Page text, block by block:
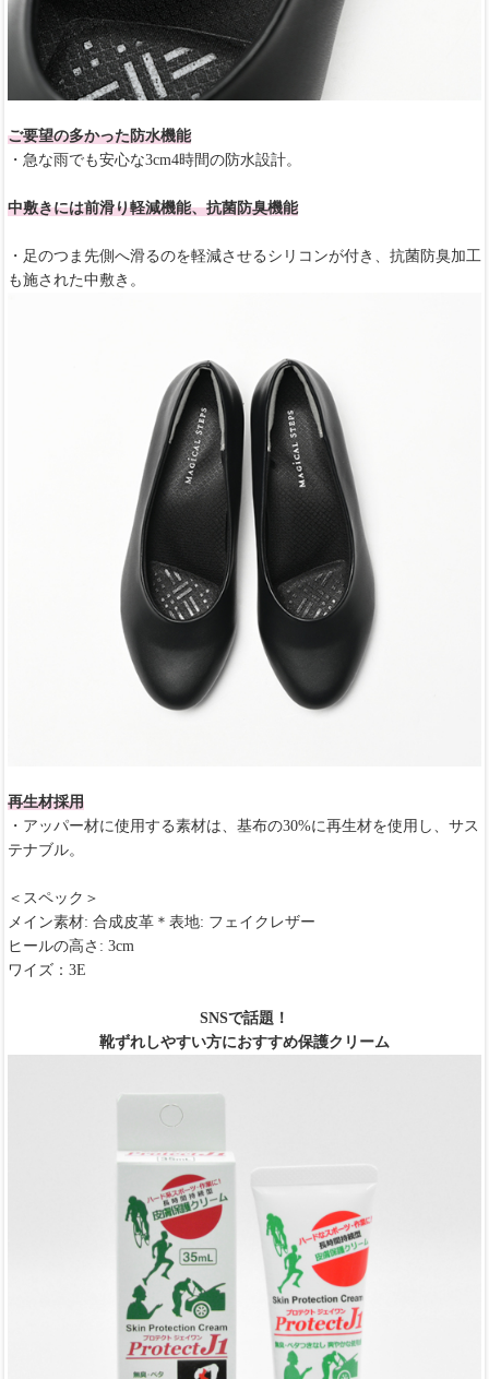
ご要望の多かった防水機能
・急な雨でも安心な3cm4時間の防水設計。
中敷きには前滑り軽減機能、抗菌防臭機能
・足のつま先側へ滑るのを軽減させるシリコンが付き、抗菌防臭加工
も施された中敷き。
再生材採用
・アッパー材に使用する素材は、基布の30%に再生材を使用し、サス
テナブル。
＜スペック＞
メイン素材: 合成皮革＊表地: フェイクレザー
ヒールの高さ: 3cm
ワイズ：3E
SNSで話題！
靴ずれしやすい方におすすめ保護クリーム